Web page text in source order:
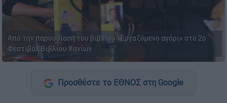
Από την παρουσίαση του βιβλίου «Εργαζόμενο αγόρι» στο 2ο
Φεστιβάλ Βιβλίου Χανίων
Προσθέστε το ΕΘΝΟΣ στη Google